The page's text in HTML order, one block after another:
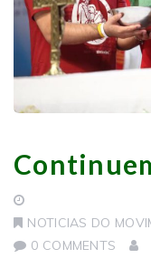
NOTICIAS DO
0 COMMENTS